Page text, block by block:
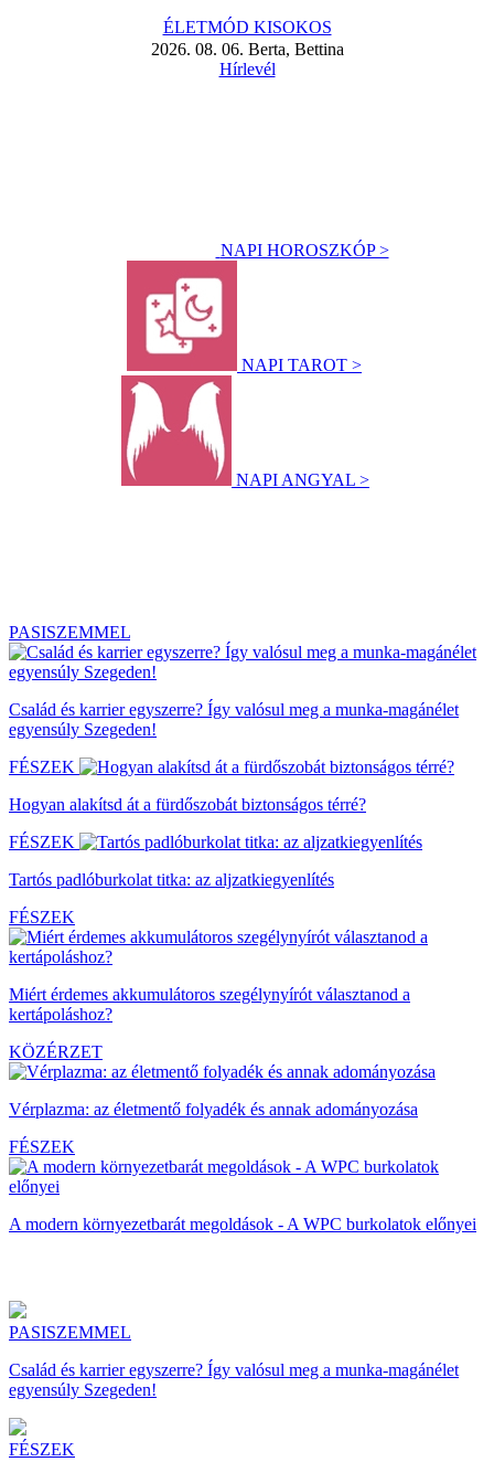
ÉLETMÓD KISOKOS
2026. 08. 06. Berta, Bettina
Hírlevél
NAPI HOROSZKÓP >
NAPI TAROT >
NAPI ANGYAL >
PASISZEMMEL
Család és karrier egyszerre? Így valósul meg a munka-magánélet
egyensúly Szegeden!
FÉSZEK
Hogyan alakítsd át a fürdőszobát biztonságos térré?
FÉSZEK
Tartós padlóburkolat titka: az aljzatkiegyenlítés
FÉSZEK
Miért érdemes akkumulátoros szegélynyírót választanod a
kertápoláshoz?
KÖZÉRZET
Vérplazma: az életmentő folyadék és annak adományozása
FÉSZEK
A modern környezetbarát megoldások - A WPC burkolatok előnyei
PASISZEMMEL
Család és karrier egyszerre? Így valósul meg a munka-magánélet
egyensúly Szegeden!
FÉSZEK